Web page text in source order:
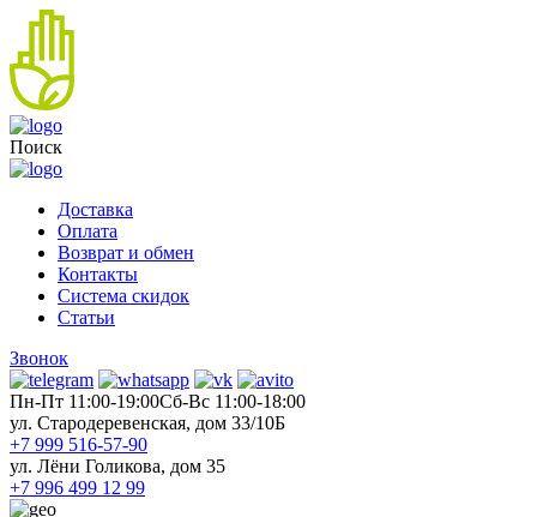
Поиск
Доставка
Оплата
Возврат и обмен
Контакты
Система скидок
Статьи
Звонок
Пн-Пт 11:00-19:00Cб-Вс 11:00-18:00
ул. Стародеревенская, дом 33/10Б
+7 999 516-57-90
ул. Лёни Голикова, дом 35
+7 996 499 12 99